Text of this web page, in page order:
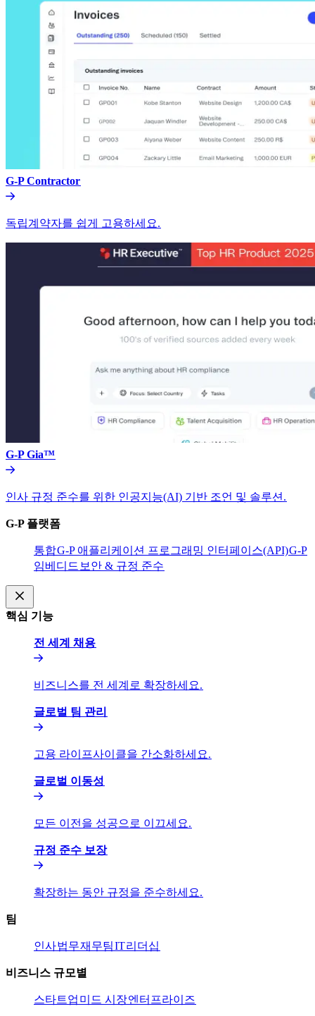
G-P Contractor​​
독립계약자를 쉽게 고용하세요.​​
G-P Gia™​​
인사 규정 준수를 위한 인공지능(AI) 기반 조언 및 솔루션.​​
G-P 플랫폼​​
통합​​G-P 애플리케이션 프로그래밍 인터페이스(API)​​G-P
임베디드​​ 보안 & 규정 준수​​
핵심 기능​​
전 세계 채용​​
비즈니스를 전 세계로 확장하세요.​​
글로벌 팀 관리​​
고용 라이프사이클을 간소화하세요.​​
글로벌 이동성​​
모든 이전을 성공으로 이끄세요.​​
규정 준수 보장​​
확장하는 동안 규정을 준수하세요.​​
팀​​
인사​​법무​​재무팀​​IT​​리더십​​
비즈니스 규모별​​
스타트업​​ 미드 시장​​엔터프라이즈​​